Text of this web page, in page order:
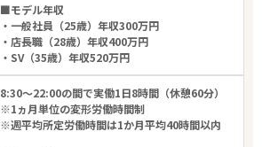
■モデル年収
・一般社員（25歳）年収300万円
・店長職（28歳）年収400万円
・SV（35歳）年収520万円
8:30～22:00の間で実働1日8時間（休憩60分）
※1ヵ月単位の変形労働時間制
※週平均所定労働時間は1か月平均40時間以内